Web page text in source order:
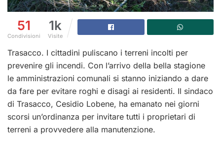
51
Condivisioni
1k
Visite
Trasacco. I cittadini puliscano i terreni incolti per
prevenire gli incendi. Con l’arrivo della bella stagione
le amministrazioni comunali si stanno iniziando a dare
da fare per evitare roghi e disagi ai residenti. Il sindaco
di Trasacco, Cesidio Lobene, ha emanato nei giorni
scorsi un’ordinanza per invitare tutti i proprietari di
terreni a provvedere alla manutenzione.